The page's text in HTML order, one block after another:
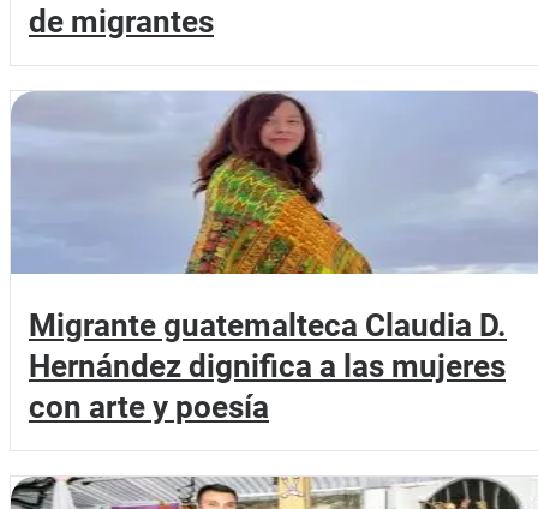
de migrantes
Migrante guatemalteca Claudia D.
Hernández dignifica a las mujeres
con arte y poesía